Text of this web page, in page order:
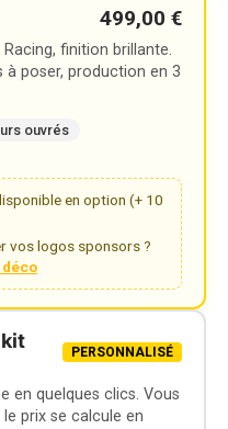
499,00 €
Racing, finition brillante.
à poser, production en 3
ouvrés
en option (+ 10
vos logos sponsors ?
PERSONNALISÉ
en quelques clics. Vous
prix se calcule en